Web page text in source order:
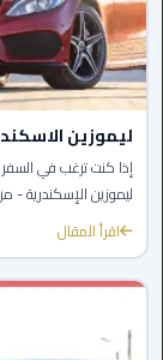
ليموزين
العجوزه
ليموزين
من
مطار
القاهرة
ليموزين
ليموزين
إذا كنت ترغب في
ليموزين الإسكندرية
اقرأ المقال